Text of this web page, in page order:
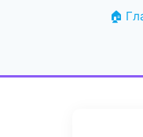
🏠